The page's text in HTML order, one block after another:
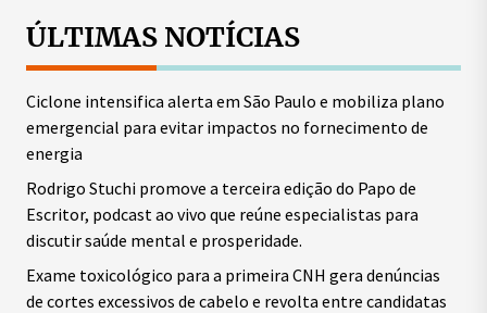
ÚLTIMAS NOTÍCIAS
Ciclone intensifica alerta em São Paulo e mobiliza plano
emergencial para evitar impactos no fornecimento de
energia
Rodrigo Stuchi promove a terceira edição do Papo de
Escritor, podcast ao vivo que reúne especialistas para
discutir saúde mental e prosperidade.
Exame toxicológico para a primeira CNH gera denúncias
de cortes excessivos de cabelo e revolta entre candidatas